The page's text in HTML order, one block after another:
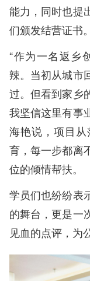
能力，同时也提
们颁发结营证书。
“作为一名返乡
辣。当初从城市
过。但看到家乡
我坚信这里有事
海艳说，项目
育，每一步都离
位的倾情帮扶。
学员们也纷纷表
的舞台，更是一
见血的点评，为